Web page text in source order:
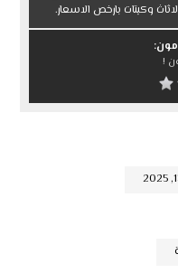
وكبتات بارخص الاسعار.
!